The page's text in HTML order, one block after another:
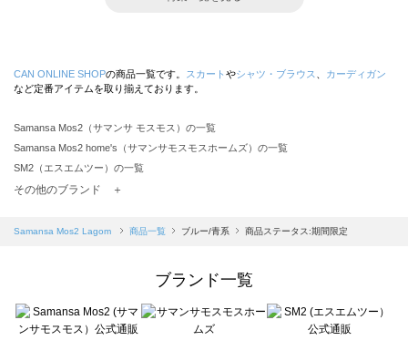
CAN ONLINE SHOPの商品一覧です。 スカート やシャツ・ブラウス
カーディガン
など定番アイテムを取り揃えております。
Samansa Mos2（サマンサ モスモス）の一覧
Samansa Mos2 home's（サマンサモスモスホームズ）の一覧
SM2（エスエムツー）の一覧
TSUHARU by Samansa Mos2（ツハルバイサマンサモスモス）の一覧
Samansa Mos2 blue（サマンサモスモス ブルー）の一覧
Te chichi（テチチ）の一覧
Te chichi CLASSIC（テチチ クラシック）の一覧
その他のブランド ＋
Samansa Mos2 Lagom 商品一覧 ブルー/青系 商品ステータス:期間限定
ブランド一覧